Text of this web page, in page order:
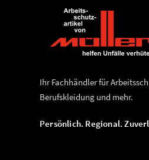
Ihr Fachhändler für
Berufskleidung und mehr.
Persönlich. Regional.